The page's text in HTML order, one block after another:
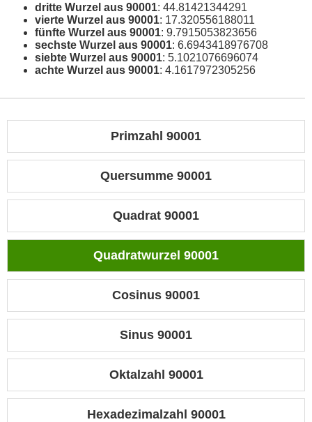
dritte Wurzel aus 90001: 44.81421344291
vierte Wurzel aus 90001: 17.320556188011
fünfte Wurzel aus 90001: 9.7915053823656
sechste Wurzel aus 90001: 6.6943418976708
siebte Wurzel aus 90001: 5.1021076696074
achte Wurzel aus 90001: 4.1617972305256
Primzahl 90001
Quersumme 90001
Quadrat 90001
Quadratwurzel 90001
Cosinus 90001
Sinus 90001
Oktalzahl 90001
Hexadezimalzahl 90001